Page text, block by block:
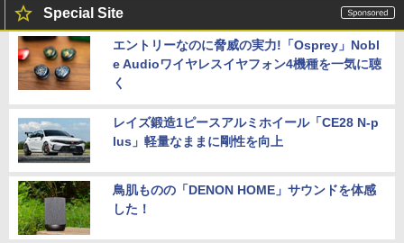
Special Site
エントリーなのに脅威の実力!「Osprey」Nobl
e Audioワイヤレスイヤフォン4機種を一気に聴
く
レイズ鍛造1ピースアルミホイール「CE28 N-p
lus」軽量なままに剛性を向上
鳥肌ものの「DENON HOME」サウンドを体感
した！